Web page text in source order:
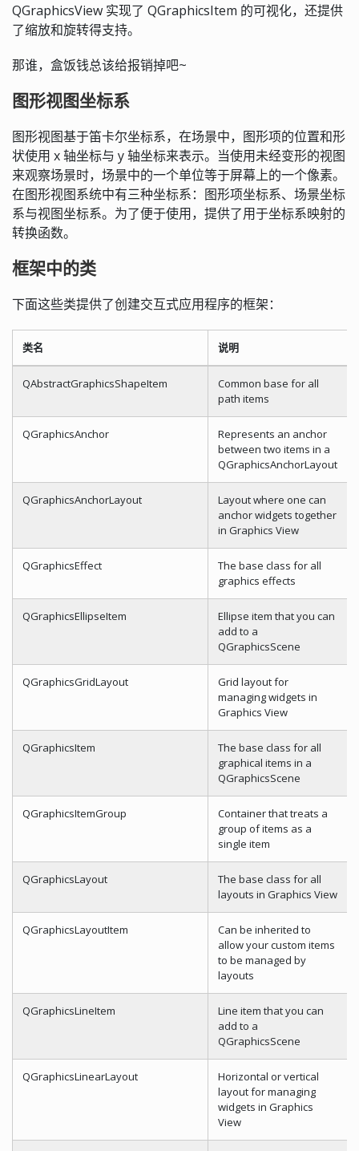
QGraphicsView 实现了 QGraphicsItem 的可视化，还提供
了缩放和旋转得支持。
那谁，盒饭钱总该给报销掉吧~
图形视图坐标系
图形视图基于笛卡尔坐标系，在场景中，图形项的位置和形
状使用 x 轴坐标与 y 轴坐标来表示。当使用未经变形的视图
来观察场景时，场景中的一个单位等于屏幕上的一个像素。
在图形视图系统中有三种坐标系：图形项坐标系、场景坐标
系与视图坐标系。为了便于使用，提供了用于坐标系映射的
转换函数。
框架中的类
下面这些类提供了创建交互式应用程序的框架：
类名 说明
QAbstractGraphicsShapeItem
Common base for all
path items
QGraphicsAnchor
Represents an anchor
between two items in a
QGraphicsAnchorLayout
QGraphicsAnchorLayout
Layout where one can
anchor widgets together
in Graphics View
QGraphicsEffect
The base class for all
graphics effects
QGraphicsEllipseItem
Ellipse item that you can
add to a
QGraphicsScene
QGraphicsGridLayout
Grid layout for
managing widgets in
Graphics View
QGraphicsItem
The base class for all
graphical items in a
QGraphicsScene
QGraphicsItemGroup
Container that treats a
group of items as a
single item
QGraphicsLayout
The base class for all
layouts in Graphics View
QGraphicsLayoutItem
Can be inherited to
allow your custom items
to be managed by
layouts
QGraphicsLineItem
Line item that you can
add to a
QGraphicsScene
QGraphicsLinearLayout
Horizontal or vertical
layout for managing
widgets in Graphics
View